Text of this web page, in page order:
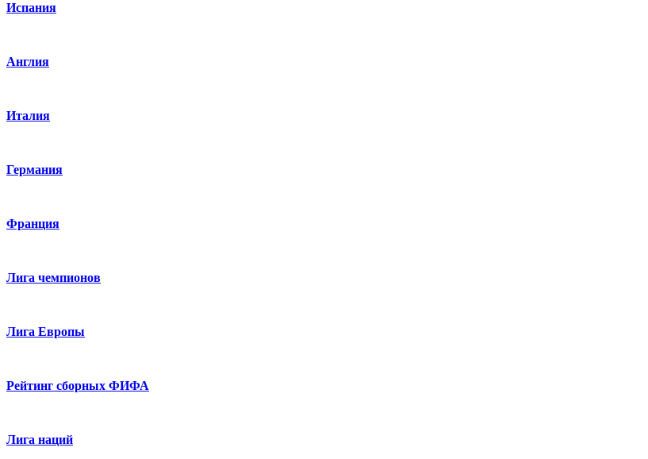
Испания
Англия
Италия
Германия
Франция
Лига чемпионов
Лига Европы
Рейтинг сборных ФИФА
Лига наций